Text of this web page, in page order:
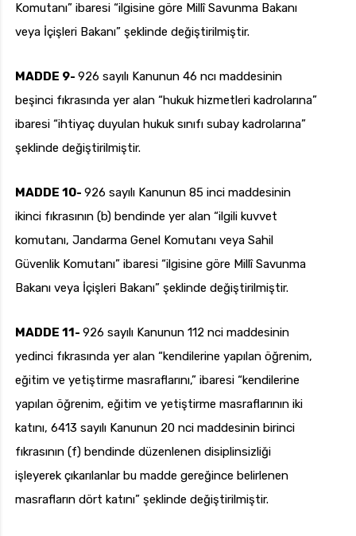
Komutanı” ibaresi “ilgisine göre Millî Savunma Bakanı
veya İçişleri Bakanı” şeklinde değiştirilmiştir.
MADDE 9- 926 sayılı Kanunun 46 ncı maddesinin
beşinci fıkrasında yer alan “hukuk hizmetleri kadrolarına”
ibaresi “ihtiyaç duyulan hukuk sınıfı subay kadrolarına”
şeklinde değiştirilmiştir.
MADDE 10- 926 sayılı Kanunun 85 inci maddesinin
ikinci fıkrasının (b) bendinde yer alan “ilgili kuvvet
komutanı, Jandarma Genel Komutanı veya Sahil
Güvenlik Komutanı” ibaresi “ilgisine göre Millî Savunma
Bakanı veya İçişleri Bakanı” şeklinde değiştirilmiştir.
MADDE 11- 926 sayılı Kanunun 112 nci maddesinin
yedinci fıkrasında yer alan “kendilerine yapılan öğrenim,
eğitim ve yetiştirme masraflarını,” ibaresi “kendilerine
yapılan öğrenim, eğitim ve yetiştirme masraflarının iki
katını, 6413 sayılı Kanunun 20 nci maddesinin birinci
fıkrasının (f) bendinde düzenlenen disiplinsizliği
işleyerek çıkarılanlar bu madde gereğince belirlenen
masrafların dört katını” şeklinde değiştirilmiştir.